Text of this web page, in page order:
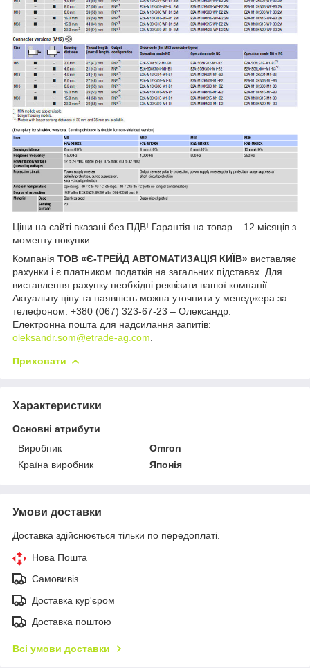
Ціни на сайті вказані без ПДВ! Гарантія на товар – 12 місяців з
моменту покупки.
Компанія ТОВ «Є-ТРЕЙД АВТОМАТИЗАЦІЯ КИЇВ» виставляє
рахунки і є платником податків на загальних підставах. Для
виставлення рахунку необхідні реквізити вашої компанії.
Актуальну ціну та наявність можна уточнити у менеджера за
телефоном: +380 (067) 323-67-23 – Олександр.
Електронна пошта для надсилання запитів:
oleksandr.som@etrade-ag.com
Приховати
Характеристики
Основні атрибути
Виробник
Omron
Країна виробник
Японія
Умови доставки
Доставка здійснюється тільки по передоплаті.
Нова Пошта
Самовивіз
Доставка кур'єром
Доставка поштою
Всі умови доставки